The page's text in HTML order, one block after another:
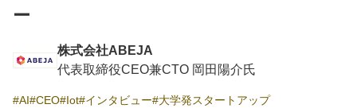
特集記事
CEOインタビュー
ー
株式会社ABEJA
代表取締役CEO兼CTO 岡田陽介氏
AI CEO Iot インタビュー 大学発スタートアップ